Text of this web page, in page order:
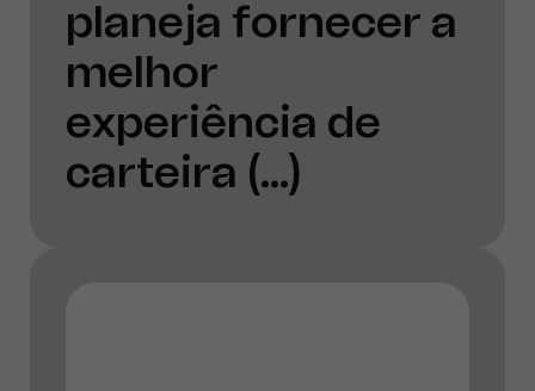
planeja fornecer a
melhor
experiência de
carteira (...)